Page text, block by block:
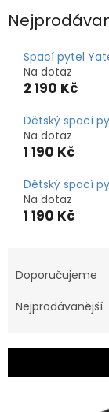
Spací pytel
Na dotaz
2 190 Kč
Dětský spací
Na dotaz
1 190 Kč
Dětský spací
Na dotaz
1 190 Kč
a
e
í
r
Doporučujeme
Nejprodávanější